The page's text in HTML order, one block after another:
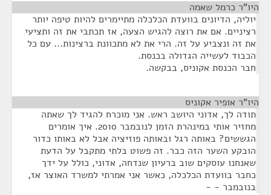
היו"ר כרמל שאמה
יוליה, הדיונים בוועדת הכלכלה מתיימרים להיות טיפה יותר
רציניים. אם את רוצה להגיש הצעה, אז תכתבי את זה ותציעי
את זה ונצביע על זה. הרי את לא מתכוונת ברצינות... עם כל
הכבוד לעשייה הגדולה בכנסת.
חבר הכנסת אקוניס, בבקשה.
היו"ר אופיר אקוניס
תודה לך, אדוני היושב ראש. אני מוכרח להגיד לך שאתה
מחזיר אותי במינהרת הזמן לנובמבר 2010. איך אומרים
הגששים? באותה רגל ובאותה פוזיציה אבל לא באותו כדור
הובקע השער הזה כבר. זה פשוט בלתי מתקבל על הדעת
שאנחנו עוסקים שוב ברעיון שנדחה, אדוני, כולל על ידך
כחבר בוועדת הכלכלה, כאשר אני אמרתי למשרד האוצר אז,
בנובמבר - -